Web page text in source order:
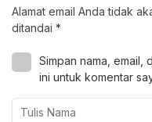
Alamat email Anda tidak
ditandai *
Simpan nama, email,
ini untuk komentar